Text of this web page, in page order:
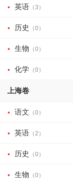
英语 （3）
历史 （0）
生物 （0）
化学 （0）
上海卷
语文 （0）
英语 （2）
历史 （0）
生物 （0）